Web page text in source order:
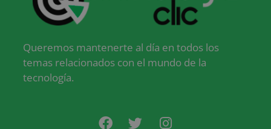
Queremos mantenerte al día en todos los
temas relacionados con el mundo de la
tecnología.